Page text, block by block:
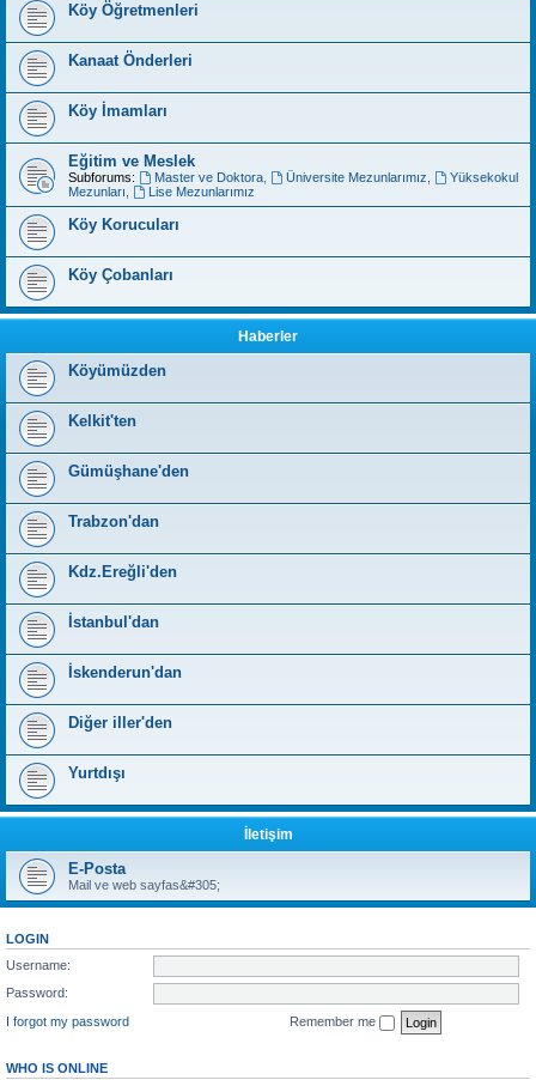
Köy Öğretmenleri
Kanaat Önderleri
Köy İmamları
Eğitim ve Meslek
Subforums: Master ve Doktora, Üniversite Mezunlarımız
Yüksekokul
Mezunları
Lise Mezunlarımız
Köy Korucuları
Köy Çobanları
Haberler
Köyümüzden
Kelkit'ten
Gümüşhane'den
Trabzon'dan
Kdz.Ereğli'den
İstanbul'dan
İskenderun'dan
Diğer iller'den
Yurtdışı
İletişim
E-Posta
Mail ve web sayfas&#305;
LOGIN
Username:
Password:
I forgot my password
Remember me
WHO IS ONLINE